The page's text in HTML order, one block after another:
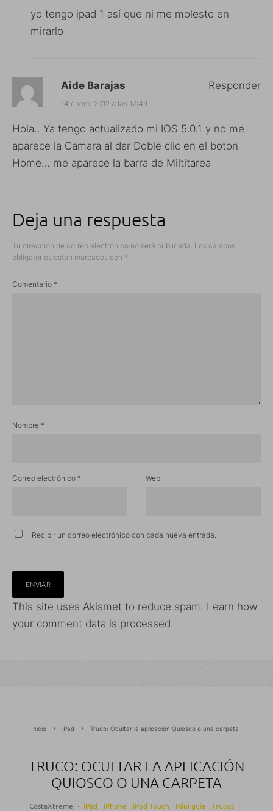
yo tengo ipad 1 así que ni me molesto en
mirarlo
Aide Barajas
14 enero, 2012 a las 17:49
Hola.. Ya tengo actualizado mi IOS 5.0.1 y no me
aparece la Camara al dar Doble clic en el boton
Home… me aparece la barra de Miltitarea
Responder
Deja una respuesta
Tu dirección de correo electrónico no será publicada. Los campos
obligatorios están marcados con *
Comentario *
Nombre *
Correo electrónico * Web
Recibir un correo electrónico con cada nueva entrada.
This site uses Akismet to reduce spam. Learn how
your comment data is processed.
Inicio iPad Truco: Ocultar la aplicación Quiosco o una carpeta
TRUCO: OCULTAR LA APLICACIÓN
QUIOSCO O UNA CARPETA
CostaXtreme · iPad iPhone iPod Touch Mini guía Trucos ·